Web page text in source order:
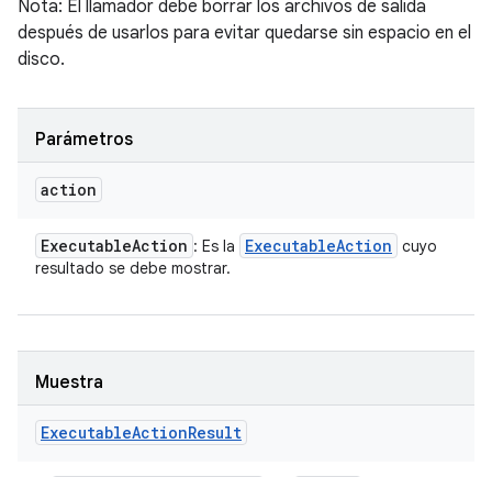
Nota: El llamador debe borrar los archivos de salida
después de usarlos para evitar quedarse sin espacio en el
disco.
Parámetros
action
ExecutableAction : Es la ExecutableAction cuyo
resultado se debe mostrar.
Muestra
ExecutableActionResult